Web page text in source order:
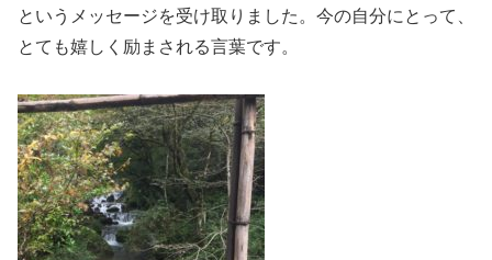
というメッセージを受け取りました。今の自分にとって、
とても嬉しく励まされる言葉です。